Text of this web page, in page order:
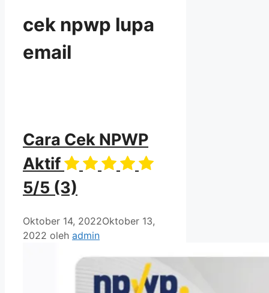
cek npwp lupa
email
Cara Cek NPWP
Aktif
5/5 (3)
Oktober 14, 2022Oktober 13,
2022 oleh admin